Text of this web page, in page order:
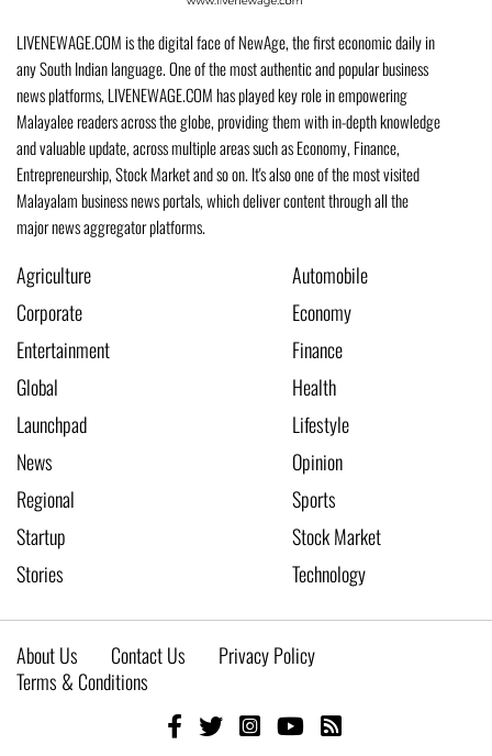
LIVENEWAGE.COM is the digital face of NewAge, the first economic daily in
any South Indian language. One of the most authentic and popular business
news platforms, LIVENEWAGE.COM has played key role in empowering
Malayalee readers across the globe, providing them with in-depth knowledge
and valuable update, across multiple areas such as Economy, Finance,
Entrepreneurship, Stock Market and so on. It's also one of the most visited
Malayalam business news portals, which deliver content through all the
major news aggregator platforms.
Agriculture
Automobile
Corporate
Economy
Entertainment
Finance
Global
Health
Launchpad
Lifestyle
News
Opinion
Regional
Sports
Startup
Stock Market
Stories
Technology
About Us Contact Us
Privacy Policy
Terms & Conditions